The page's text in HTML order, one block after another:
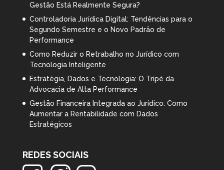
Gestão Está Realmente Segura?
Controladoria Jurídica Digital: Tendências para o
Segundo Semestre e o Novo Padrão de
Performance
Como Reduzir o Retrabalho no Jurídico com
Tecnologia Inteligente
Estratégia, Dados e Tecnologia: O Tripé da
Advocacia de Alta Performance
Gestão Financeira Integrada ao Jurídico: Como
Aumentar a Rentabilidade com Dados
Estratégicos
REDES SOCIAIS